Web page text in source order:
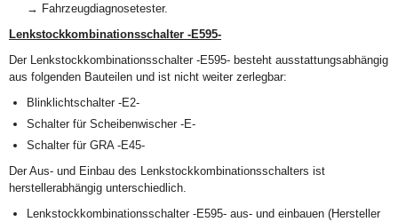
→ Fahrzeugdiagnosetester.
Lenkstockkombinationsschalter -E595-
Der Lenkstockkombinationsschalter -E595- besteht ausstattungsabhängig
aus folgenden Bauteilen und ist nicht weiter zerlegbar:
Blinklichtschalter -E2-
Schalter für Scheibenwischer -E-
Schalter für GRA -E45-
Der Aus- und Einbau des Lenkstockkombinationsschalters ist
herstellerabhängig unterschiedlich.
Lenkstockkombinationsschalter -E595- aus- und einbauen (Hersteller